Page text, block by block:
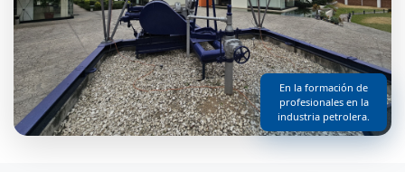
En la formación de
profesionales en la
industria petrolera.